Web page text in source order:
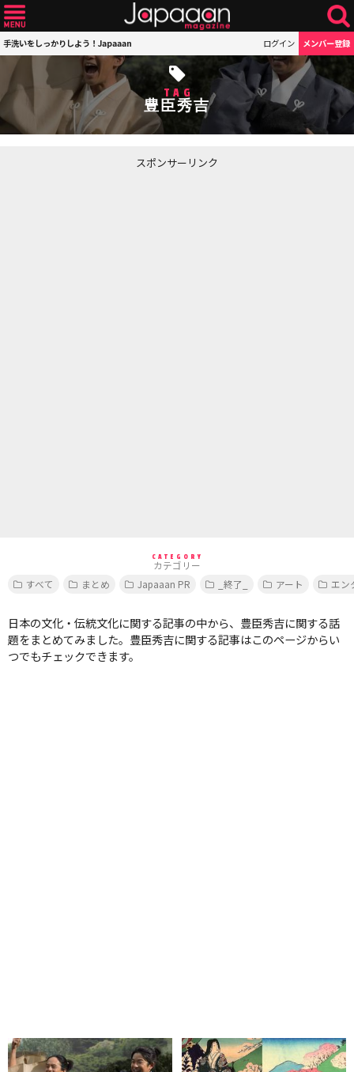
手洗いをしっかりしよう！Japaaan ログイン メンバー登録
TAG
豊臣秀吉
スポンサーリンク
CATEGORY
カテゴリー
すべて
まとめ Japaaan PR _終了_ アート エン
日本の文化・伝統文化に関する記事の中から、豊臣秀吉に関する話
題をまとめてみました。豊臣秀吉に関する記事はこのページからい
つでもチェックできます。